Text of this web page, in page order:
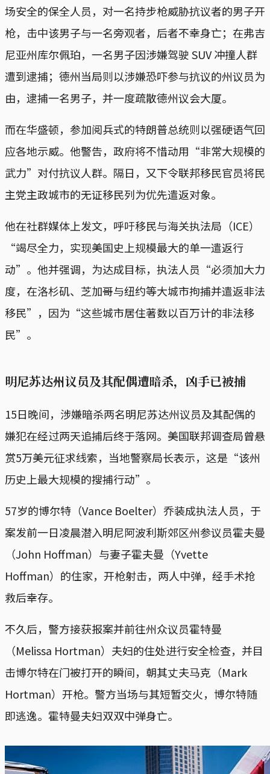
场安全的保全人员，对一名持步枪威胁抗议者的男子开
枪，击中该男子与一名旁观者，后者不幸身亡；在弗吉
尼亚州库尔佩珀，一名男子因涉嫌驾驶 SUV 冲撞人群
遭到逮捕；德州当局则以涉嫌恐吓参与抗议的州议员为
由，逮捕一名男子，并一度疏散德州议会大厦。
而在华盛顿，参加阅兵式的特朗普总统则以强硬语气回
应各地示威。他警告，政府将不惜动用“非常大规模的
武力”对付抗议人群。隔日，又下令联邦移民官员将民
主党主政城市的无证移民列为优先遣返对象。
他在社群媒体上发文，呼吁移民与海关执法局（ICE）
“竭尽全力，实现美国史上规模最大的单一遣返行
动”。他并强调，为达成目标，执法人员“必须加大力
度，在洛杉矶、芝加哥与纽约等大城市拘捕并遣返非法
移民”，因为“这些城市居住著数以百万计的非法移
民”。
明尼苏达州议员及其配偶遭暗杀，凶手已被捕
15日晚间，涉嫌暗杀两名明尼苏达州议员及其配偶的
嫌犯在经过两天追捕后终于落网。美国联邦调查局曾悬
赏5万美元征求线索，当地警察局长表示，这是“该州
历史上最大规模的搜捕行动”。
57岁的博尔特（Vance Boelter）乔装成执法人员，于
案发前一日凌晨潜入明尼阿波利斯郊区州参议员霍夫曼
（John Hoffman）与妻子霍夫曼（Yvette
Hoffman）的住家，开枪射击，两人中弹，经手术抢
救后幸存。
不久后，警方接获报案并前往州众议员霍特曼
（Melissa Hortman）夫妇的住处进行安全检查，并目
击博尔特在门被打开的瞬间，朝其丈夫马克（Mark
Hortman）开枪。警方当场与其短暂交火，博尔特随
即逃逸。霍特曼夫妇双双中弹身亡。